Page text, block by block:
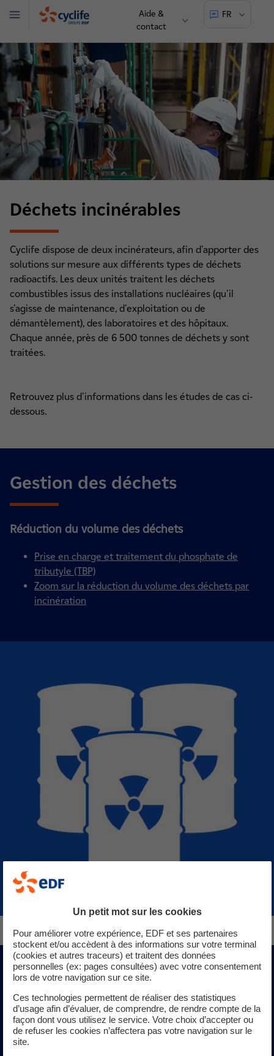
Aide &
contact
FR
Menu
Déchets incinérables
Cyclife dispose de deux incinérateurs, afin d'apporter des
solutions sur mesure aux différents types de déchets
radioactifs. Les deux unités traitent les déchets
combustibles issus des installations nucléaires (qu'il
s'agisse de maintenance, d'exploitation ou de
démantèlement), des laboratoires et des hôpitaux.
Chaque année, près de 6 500 tonnes de déchets y sont
traitées.
Retrouvez plus d'informations dans les études de cas ci-
dessous.
Gestion des déchets
Réduction du volume des déchets
Prise en charge et traitement du phosphate de
tributyle (TBP)
Zoom sur la réduction du volume des déchets par
incinération
Solutions numériques
Pour chacune des étapes du cycle de vie industriel,
découvrez les solutions numériques qui vous conviennent
Un petit mot sur les cookies
Pour améliorer votre expérience, EDF et ses partenaires
stockent et/ou accèdent à des informations sur votre terminal
(cookies et autres traceurs) et traitent des données
personnelles (ex: pages consultées) avec votre consentement
lors de votre navigation sur ce site.
Ces technologies permettent de réaliser des statistiques
d’usage afin d’évaluer, de comprendre, de rendre compte de la
façon dont vous utilisez le service. Votre choix d’accepter ou
de refuser les cookies n’affectera pas votre navigation sur le
site.